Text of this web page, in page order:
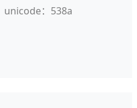
unicode：538a